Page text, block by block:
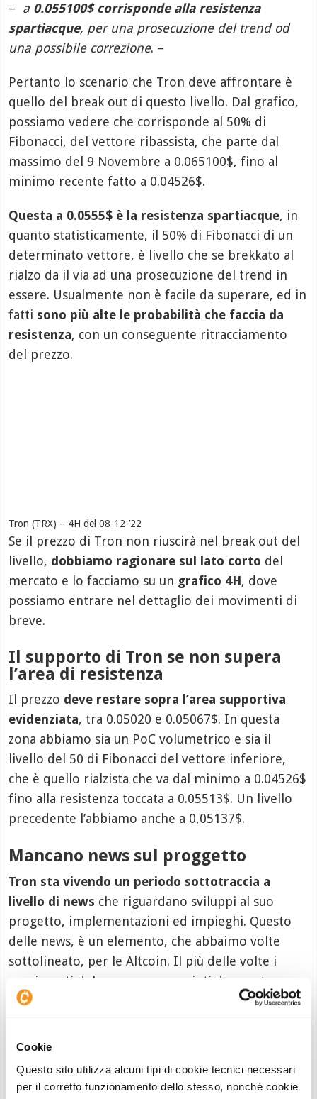
Cookie
Questo sito utilizza alcuni tipi di cookie tecnici necessari
per il corretto funzionamento dello stesso, nonché cookie
– a 0.055100$ corrisponde alla resistenza
spartiacque, per una prosecuzione del trend od
una possibile correzione. –
Pertanto lo scenario che Tron deve affrontare è
quello del break out di questo livello. Dal grafico,
possiamo vedere che corrisponde al 50% di
Fibonacci, del vettore ribassista, che parte dal
massimo del 9 Novembre a 0.065100$, fino al
minimo recente fatto a 0.04526$.
Questa a 0.0555$ è la resistenza spartiacque, in
quanto statisticamente, il 50% di Fibonacci di un
determinato vettore, è livello che se brekkato al
rialzo da il via ad una prosecuzione del trend in
essere. Usualmente non è facile da superare, ed in
fatti sono più alte le probabilità che faccia da
resistenza, con un conseguente ritracciamento
del prezzo.
Tron (TRX) – 4H del 08-12-’22
Se il prezzo di Tron non riuscirà nel break out del
livello, dobbiamo ragionare sul lato corto del
mercato e lo facciamo su un grafico 4H, dove
possiamo entrare nel dettaglio dei movimenti di
breve.
Il supporto di Tron se non supera
l’area di resistenza
Il prezzo deve restare sopra l’area supportiva
evidenziata, tra 0.05020 e 0.05067$. In questa
zona abbiamo sia un PoC volumetrico e sia il
livello del 50 di Fibonacci del vettore inferiore,
che è quello rialzista che va dal minimo a 0.04526$
fino alla resistenza toccata a 0.05513$. Un livello
precedente l’abbiamo anche a 0,05137$.
Mancano news sul proggetto
Tron sta vivendo un periodo sottotraccia a
livello di news che riguardano sviluppi al suo
progetto, implementazioni ed impieghi. Questo
delle news, è un elemento, che abbaimo volte
sottolineato, per le Altcoin. Il più delle volte i
movimenti del prezzo, sono spinti da queste
genere di notizie, e su Tron stanno mancando da
molti mesi.